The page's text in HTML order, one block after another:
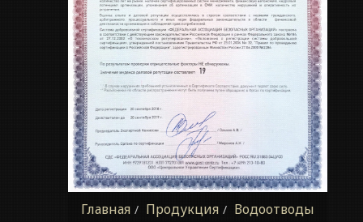
Главная Продукция
Водоотводы